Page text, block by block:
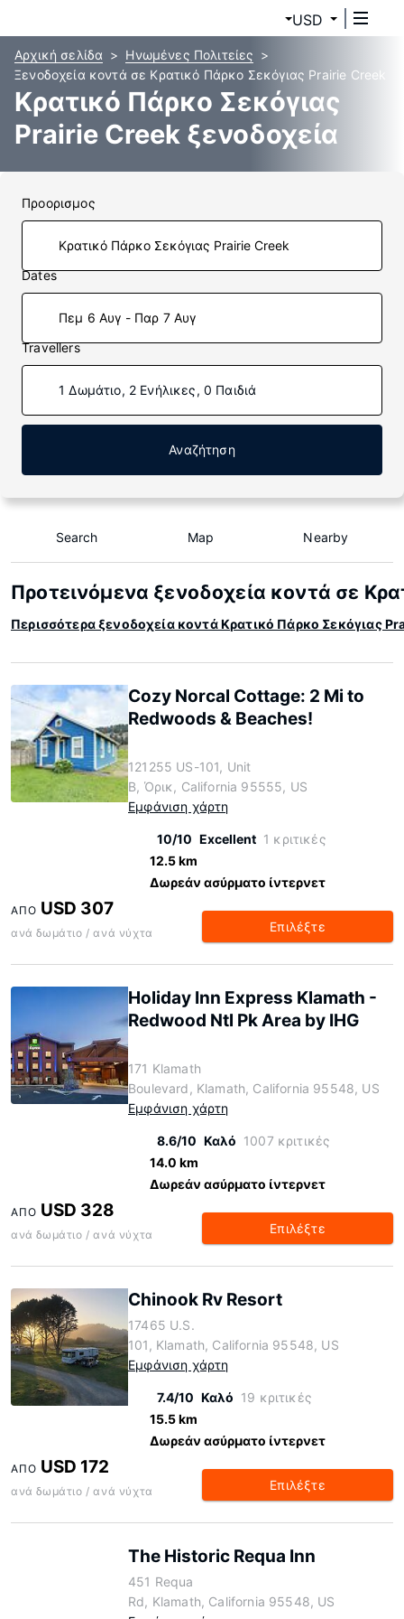
USD
Αρχική σελίδα
Ηνωμένες Πολιτείες
Ξενοδοχεία κοντά σε Κρατικό Πάρκο Σεκόγιας Prairie Creek
Κρατικό Πάρκο Σεκόγιας
Prairie Creek ξενοδοχεία
Προορισμος
Dates
Πεμ 6 Αυγ - Παρ 7 Αυγ
Travellers
1 Δωμάτιο, 2 Ενήλικες, 0 Παιδιά
Αναζήτηση
Search Map Nearby
Προτεινόμενα ξενοδοχεία κοντά σε
Περισσότερα ξενοδοχεία κοντά Κρατικό Πάρκο Σεκόγιας
Cozy Norcal Cottage: 2 Mi to
Redwoods & Beaches!
121255 US-101, Unit
B, Όρικ, California 95555, US
Εμφάνιση χάρτη
10/10 Excellent 1 κριτικές
12.5 km
Δωρεάν ασύρματο ίντερνετ
ΑΠΌ USD 307
ανά δωμάτιο / ανά νύχτα Επιλέξτε
Holiday Inn Express Klamath -
Redwood Ntl Pk Area by IHG
171 Klamath
Boulevard, Klamath, California 95548, US
Εμφάνιση χάρτη
8.6/10 Καλό 1007 κριτικές
14.0 km
Δωρεάν ασύρματο ίντερνετ
ΑΠΌ USD 328
ανά δωμάτιο / ανά νύχτα Επιλέξτε
Chinook Rv Resort
17465 U.S.
101, Klamath, California 95548, US
Εμφάνιση χάρτη
7.4/10 Καλό 19 κριτικές
15.5 km
Δωρεάν ασύρματο ίντερνετ
ΑΠΌ USD 172
ανά δωμάτιο / ανά νύχτα Επιλέξτε
The Historic Requa Inn
451 Requa
Rd, Klamath, California 95548, US